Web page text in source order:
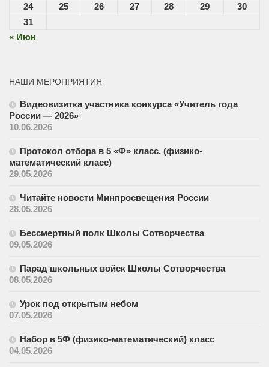
24
25 26 27 28 29
30
31
« Июн
НАШИ МЕРОПРИЯТИЯ
Видеовизитка участника конкурса «Учитель года
России — 2026»
10.06.2026
Протокол отбора в 5 «Ф» класс. (физико-
математический класс)
29.05.2026
Читайте новости Минпросвещения России
28.05.2026
Бессмертный полк Школы Сотворчества
09.05.2026
Парад школьных войск Школы Сотворчества
08.05.2026
Урок под открытым небом
07.05.2026
Набор в 5Ф (физико-математический) класс
04.05.2026